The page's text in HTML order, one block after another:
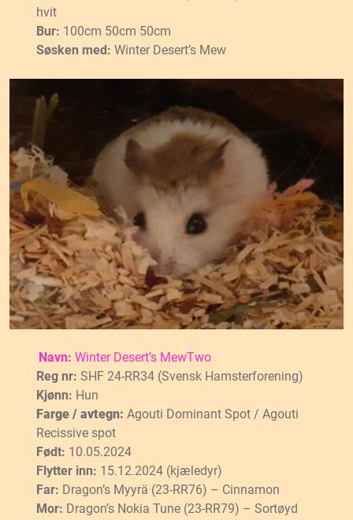
hvit
Bur: 100cm 50cm 50cm
Søsken med: Winter Desert’s Mew
Navn: Winter Desert’s MewTwo
Reg nr: SHF 24-RR34 (Svensk Hamsterforening)
Kjønn: Hun
Farge / avtegn: Agouti Dominant Spot / Agouti
Recissive spot
Født: 10.05.2024
Flytter inn: 15.12.2024 (kjæledyr)
Far: Dragon’s Myyrä (23-RR76) – Cinnamon
Mor: Dragon’s Nokia Tune (23-RR79) – Sortøyd